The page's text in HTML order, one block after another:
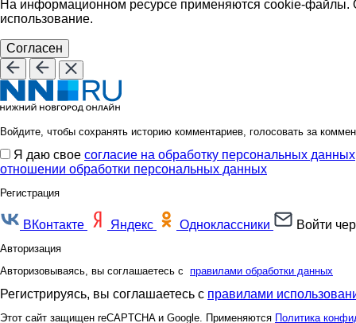
На информационном ресурсе применяются cookie-файлы.
использование.
Согласен
Войдите, чтобы сохранять историю комментариев, голосовать за
Я даю свое согласие на обработку персональных данных
отношении обработки персональных данных
Регистрация
ВКонтакте Яндекс Одноклассники Войти
Авторизация
Авторизовываясь, вы соглашаетесь с правилами обработки данных
Регистрируясь, вы соглашаетесь с правилами
Этот сайт защищен reCAPTCHA и Google. Применяются Политика